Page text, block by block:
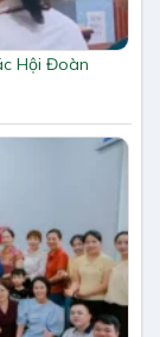
Hội Đoàn